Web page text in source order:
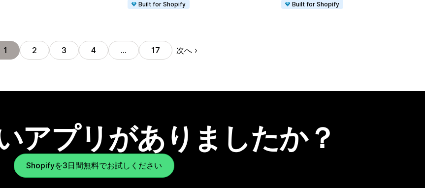
Built for Shopify
Built for Shopify
1 2 3 4 … 17 次へ
アプリがありましたか？
Shopifyを3日間無料でお試しください